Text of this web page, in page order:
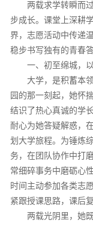
两载求学转瞬而
步成长。课堂上深耕
界，志愿活动中传递
稳步书写独有的青春答
一、初至绵城，
大学，是积蓄本
园的那一刻起，她怀
结识了热心真诚的学
耐心为她答疑解惑，
划大学旅程。为锤炼
务，在团队协作中打
常细碎事务中磨砺心
时间主动参加各类志
紧跟授课思路，课后
两载光阴里，她